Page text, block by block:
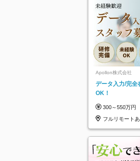
Apollon株式会社
データ入力/完全
OK！
300～550万円
フルリモート